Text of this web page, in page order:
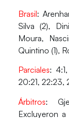
Brasil:
Silva (2),
Moura,
Quintino (1),
Parciales:
20:21, 22:23,
Árbitros:
Excluyeron